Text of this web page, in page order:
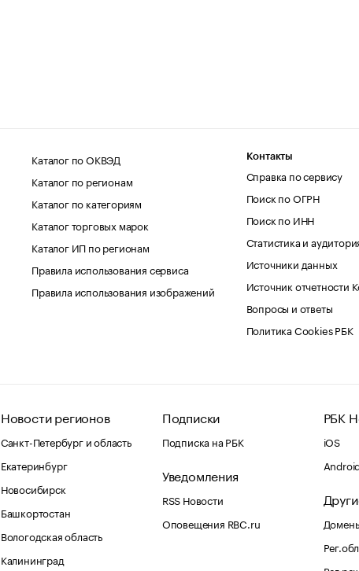
Каталог по ОКВЭД
Каталог по регионам
Каталог по категориям
Каталог торговых марок
Каталог ИП по регионам
Правила использования сервиса
Правила использования изображений
Контакты
Справка по сервису
Поиск по ОГРН
Поиск по ИНН
Статистика и
Источники данных
Источник отчетности
Вопросы и ответы
Политика Cookies РБК
Новости регионов
Санкт-Петербург и область
Екатеринбург
Новосибирск
Башкортостан
Вологодская область
Калининград
Подписки
Подписка на РБК
Уведомления
RSS Новости
Оповещения RBC.ru
РБК
iOS